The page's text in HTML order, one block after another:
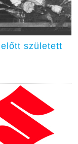
született